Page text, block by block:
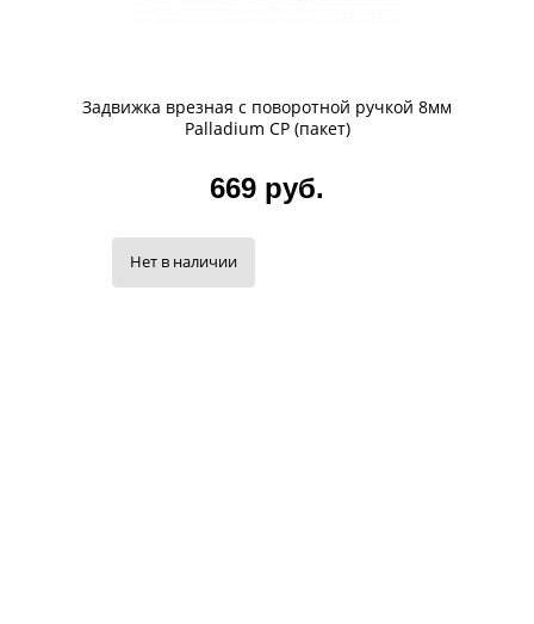
Задвижка врезная с поворотной ручкой 8мм
Palladium CP (пакет)
669 руб.
Нет в наличии